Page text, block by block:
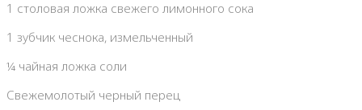
1 столовая ложка свежего лимонного сока
1 зубчик чеснока, измельченный
¼ чайная ложка соли
Свежемолотый черный перец